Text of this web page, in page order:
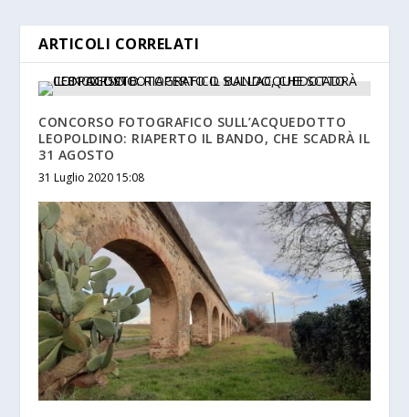
ARTICOLI CORRELATI
CONCORSO FOTOGRAFICO SULL’ACQUEDOTTO
LEOPOLDINO: RIAPERTO IL BANDO, CHE SCADRÀ IL
31 AGOSTO
31 Luglio 2020 15:08